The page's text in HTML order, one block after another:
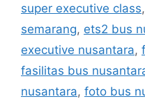
super executive class,
semarang, ets2 bus
executive nusantara,
fasilitas bus
nusantara, foto bus